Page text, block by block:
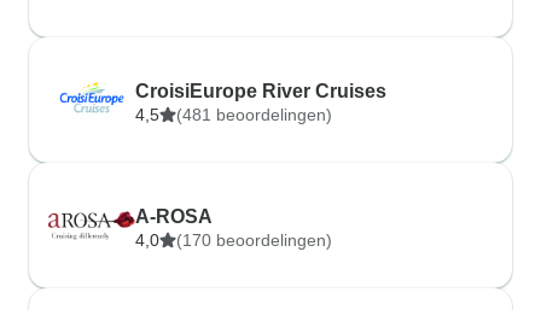
CroisiEurope River Cruises
4,5 (481 beoordelingen)
A-ROSA
4,0 (170 beoordelingen)